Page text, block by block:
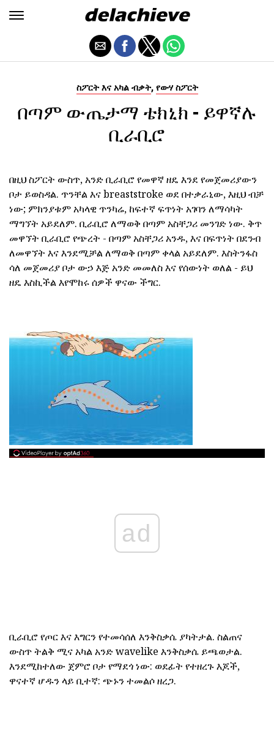
ስፖርት እና አካል ብቃት, የውሃ ስፖርት
በጣም ውጤታማ ቴክኒክ - ይዋኛሉ
ቢራቢሮ
በዚህ ስፖርት ውስጥ, አንድ ቢራቢሮ የመዋኛ ዘዴ እንደ የመጀመሪያውን
ቦታ ይወስዳል. ጥንቸል እና breaststroke ወደ በተቃራኒው, እዚህ ብቻ
ነው; ምክንያቱም አካላዊ ጥንካሬ, ከፍተኛ ፍጥነት አገባን ለማሳካት
ማግኘት አይደለም. ቢራቢሮ ለማወቅ በጣም አስቸጋሪ መንገድ ነው. ቅጥ
መዋኘት ቢራቢሮ የጭረት - በጣም አስቸጋሪ አንዱ, እና በፍጥነት በደንብ
ለመዋኘት እና እንደሚቻል ለማወቅ በጣም ቀላል አይደለም. እስትንፋስ
ሳለ መጀመሪያ ቦታ ውኃ እጅ አንድ መመለስ እና የሰውነት ወለል - ይህ
ዘዴ እስኪችል እየሞከሩ ሰዎች ዋናው ችግር.
ad
ቢራቢሮ የጦር እና እግርን የተመሳሰለ እንቅስቃሴ ያካትታል. ስልጠና
ውስጥ ትልቅ ሚና አካል አንድ wavelike እንቅስቃሴ ይጫወታል.
እንደሚከተለው ጀምሮ ቦታ የማደጎ ነው: ወደፊት የተዘረጉ እጆች,
ዋናተኛ ሆዱን ላይ ቢተኛ: ጭኑን ተመልሶ ዘረጋ.